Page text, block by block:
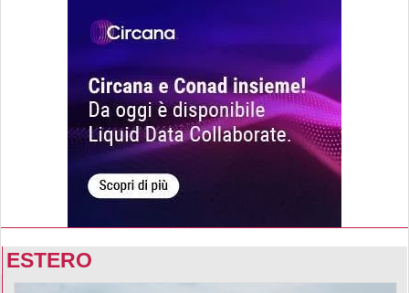
ESTERO